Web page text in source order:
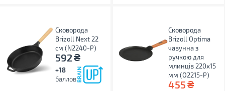
Сковорода
Brizoll Next 22
см (N2240-P)
592₴
+18
баллов
Сковорода
Brizoll Optima
чавунна з
ручкою для
млинців 220х15
мм (O2215-P)
455₴